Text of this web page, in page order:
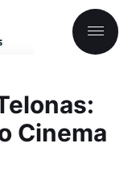
Cinema